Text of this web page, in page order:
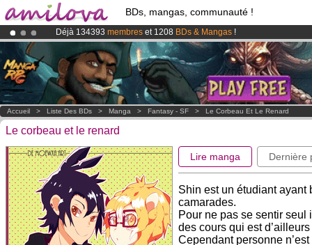
BDs, mangas, communauté !
Déjà 134393 membres et 1208 BDs & Mangas !
Abonnement premium: à partir de3.95 eurospar mois !Clique ici
LeKickstarter Amilova est désormais lancé
Accueil > Liste Des BDs > Manga > Fantasy - SF > Le Corbeau Et Le Renard
Le corbeau et le renard
Lire manga Dernière
Shin est un étudiant ayant
camarades.
Pour ne pas se sentir seul
des cours qui est
Cependant personne